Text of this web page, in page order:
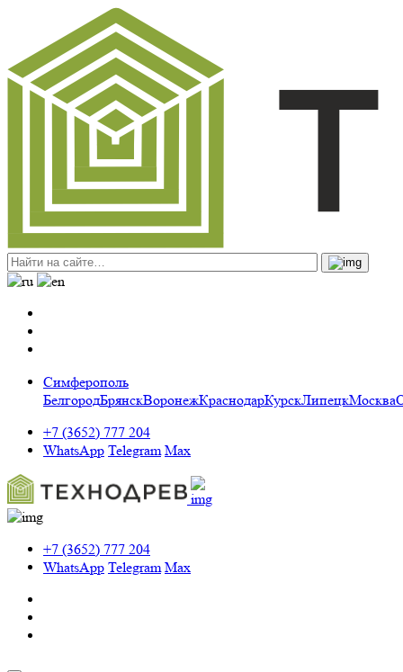
Симферополь
БелгородБрянскВоронежКраснодарКурскЛипецкМосква
+7 (3652) 777 204
WhatsApp Telegram Max
+7 (3652) 777 204
WhatsApp Telegram Max